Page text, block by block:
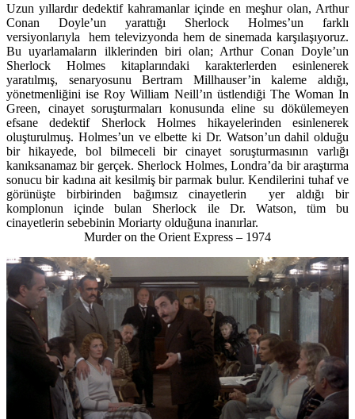
Uzun yıllardır dedektif kahramanlar içinde en meşhur olan, Arthur
Conan Doyle’un yarattığı Sherlock Holmes’un farklı
versiyonlarıyla hem televizyonda hem de sinemada karşılaşıyoruz.
Bu uyarlamaların ilklerinden biri olan; Arthur Conan Doyle’un
Sherlock Holmes kitaplarındaki karakterlerden esinlenerek
yaratılmış, senaryosunu Bertram Millhauser’in kaleme aldığı,
yönetmenliğini ise Roy William Neill’ın üstlendiği The Woman In
Green, cinayet soruşturmaları konusunda eline su dökülemeyen
efsane dedektif Sherlock Holmes hikayelerinden esinlenerek
oluşturulmuş. Holmes’un ve elbette ki Dr. Watson’un dahil olduğu
bir hikayede, bol bilmeceli bir cinayet soruşturmasının varlığı
kanıksanamaz bir gerçek. Sherlock Holmes, Londra’da bir araştırma
sonucu bir kadına ait kesilmiş bir parmak bulur. Kendilerini tuhaf ve
görünüşte birbirinden bağımsız cinayetlerin yer aldığı bir
komplonun içinde bulan Sherlock ile Dr. Watson, tüm bu
cinayetlerin sebebinin Moriarty olduğuna inanırlar.
Murder on the Orient Express – 1974